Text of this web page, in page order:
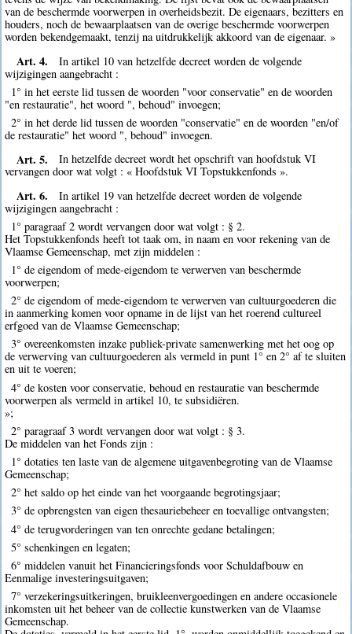
van de beschermde voorwerpen in overheidsbezit. De eigenaars, bezitters en
houders, noch de bewaarplaatsen van de overige beschermde voorwerpen
worden bekendgemaakt, tenzij na uitdrukkelijk akkoord van de eigenaar. »
Art. 4.
In artikel 10 van hetzelfde decreet worden de volgende
wijzigingen aangebracht :
1° in het eerste lid tussen de woorden "voor conservatie" en de woorden
"en restauratie", het woord ", behoud" invoegen;
2° in het derde lid tussen de woorden "conservatie" en de woorden "en/of
de restauratie" het woord ", behoud" invoegen.
Art. 5.
In hetzelfde decreet wordt het opschrift van hoofdstuk VI
vervangen door wat volgt : « Hoofdstuk VI Topstukkenfonds ».
Art. 6.
In artikel 19 van hetzelfde decreet worden de volgende
wijzigingen aangebracht :
1° paragraaf 2 wordt vervangen door wat volgt : § 2.
Het Topstukkenfonds heeft tot taak om, in naam en voor rekening van de
Vlaamse Gemeenschap, met zijn middelen :
1° de eigendom of mede-eigendom te verwerven van beschermde
voorwerpen;
2° de eigendom of mede-eigendom te verwerven van cultuurgoederen die
in aanmerking komen voor opname in de lijst van het roerend cultureel
erfgoed van de Vlaamse Gemeenschap;
3° overeenkomsten inzake publiek-private samenwerking met het oog op
de verwerving van cultuurgoederen als vermeld in punt 1° en 2° af te sluiten
en uit te voeren;
4° de kosten voor conservatie, behoud en restauratie van beschermde
voorwerpen als vermeld in artikel 10, te subsidiëren.
»;
2° paragraaf 3 wordt vervangen door wat volgt : § 3.
De middelen van het Fonds zijn :
1° dotaties ten laste van de algemene uitgavenbegroting van de Vlaamse
Gemeenschap;
2° het saldo op het einde van het voorgaande begrotingsjaar;
3° de opbrengsten van eigen thesauriebeheer en toevallige ontvangsten;
4° de terugvorderingen van ten onrechte gedane betalingen;
5° schenkingen en legaten;
6° middelen vanuit het Financieringsfonds voor Schuldafbouw en
Eenmalige investeringsuitgaven;
7° verzekeringsuitkeringen, bruikleenvergoedingen en andere occasionele
inkomsten uit het beheer van de collectie kunstwerken van de Vlaamse
Gemeenschap.